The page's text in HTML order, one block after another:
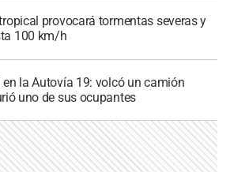
provocará tormentas severas y
100 km/h
la Autovía 19: volcó un camión
uno de sus ocupantes